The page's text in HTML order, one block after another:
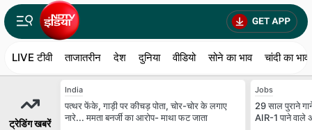
LIVE टीवी ताजातरीन देश दुनिया वीडियो सोने का भाव चांदी का भाव
ट्रेडिंग खबरें
India
पत्थर फेंके, गाड़ी पर कीचड़ पोता, चोर-चोर के लगाए
नारे... ममता बनर्जी का आरोप- माथा फट जाता
Jobs
29 साल पुराने
AIR-1 पाने वाले